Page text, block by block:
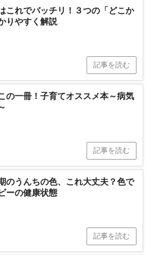
これでバッチリ！３つの「どこか
りやすく解説
記事を読む
の一冊！子育てオススメ本～病気
記事を読む
のうんちの色、これ大丈夫？色で
ーの健康状態
記事を読む